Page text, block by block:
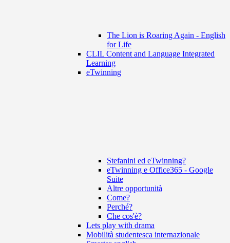
The Lion is Roaring Again - English
for Life
CLIL Content and Language Integrated
Learning
eTwinning
Stefanini ed eTwinning?
eTwinning e Office365 - Google
Suite
Altre opportunità
Come?
Perché?
Che cos'è?
Lets play with drama
Mobilità studentesca internazionale